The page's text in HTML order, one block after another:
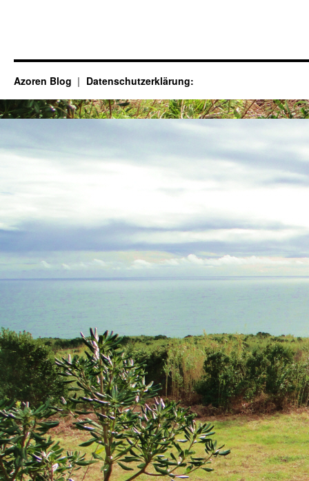
Azoren Blog Datenschutzerklärung: